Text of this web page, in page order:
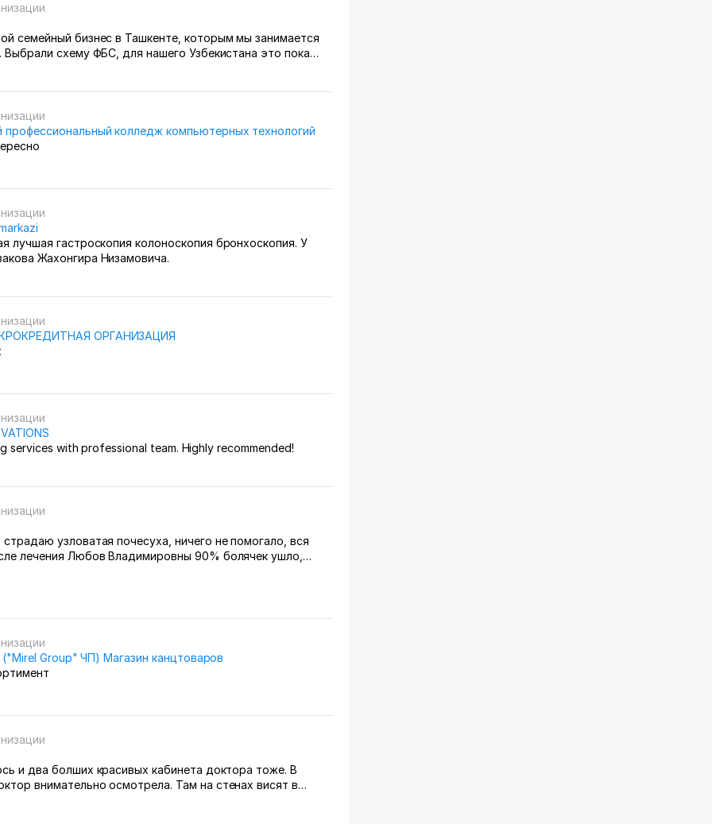
семейный бизнес в Ташкенте, которым мы занимается
Выбрали схему ФБС, для нашего Узбекистана это пока
Дома все сами упаковываем и маркируем, а
через приложение, оно очень помогает все
да и удобное само по себе
профессиональный колледж компьютерных технологий
лучшая гастроскопия колоноскопия бронхоскопия. У
Жахонгира Низамовича.
ОРГАНИЗАЦИЯ
services with professional team. Highly recommended!
узловатая почесуха, ничего не помогало, вся
лечения Любов Владимировны 90% болячек ушло,
Group" ЧП) Магазин канцтоваров
доктора тоже. В
внимательно осмотрела. Там на стенах висят в
где она выступала с докладами. Во втором